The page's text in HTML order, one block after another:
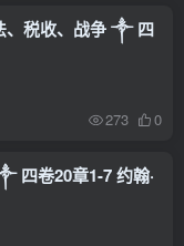
、税收、战争 ༒ 四
273 0
四卷20章1-7 约翰·